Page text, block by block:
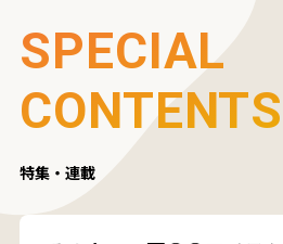
SPECIAL
CONTENTS
特集・連載